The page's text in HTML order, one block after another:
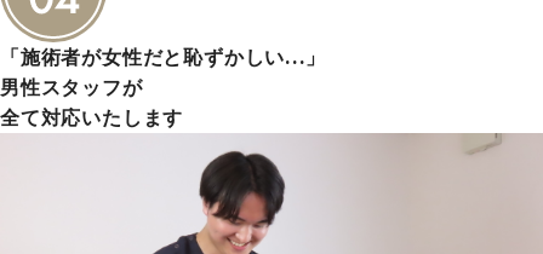
「施術者が女性だと恥ずかしい…」
男性スタッフが
全て対応いたします